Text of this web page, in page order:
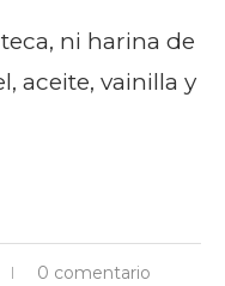
ni harina de
aceite, vainilla y
0 comentario